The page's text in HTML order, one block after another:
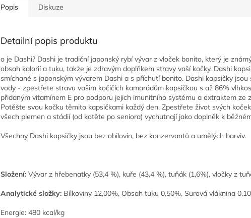
Popis Diskuze
Detailní popis produktu
o je Dashi? Dashi je tradiční japonský rybí vývar z vloček bonito, který je
obsah kalorií a tuku, takže je zdravým doplňkem stravy vaší kočky. Dashi
smíchané s japonským vývarem Dashi a s příchutí bonito. Dashi kapsičky
vody - zpestřete stravu vašim kočičích kamarádům kapsičkou s až 86%
přidaným vitamínem E pro podporu jejich imunitního systému a extraktem ze
Potěšte svou kočku těmito kapsičkami každý den. Zpestřete život svých
všech plemen a stádií (od kotěte po seniora) vychutnají jako doplněk k
Všechny Dashi kapsičky jsou bez obilovin, bez konzervantů a umělých barviv.
Složení: Vývar z hřebenatky (53,4 %), kuře (43,4 %), tuňák (1,6%), vločky z
Analytické složky: Bílkoviny 12,00%, Obsah tuku 0,50%, Surová vláknina
Energie: 480 kcal/kg